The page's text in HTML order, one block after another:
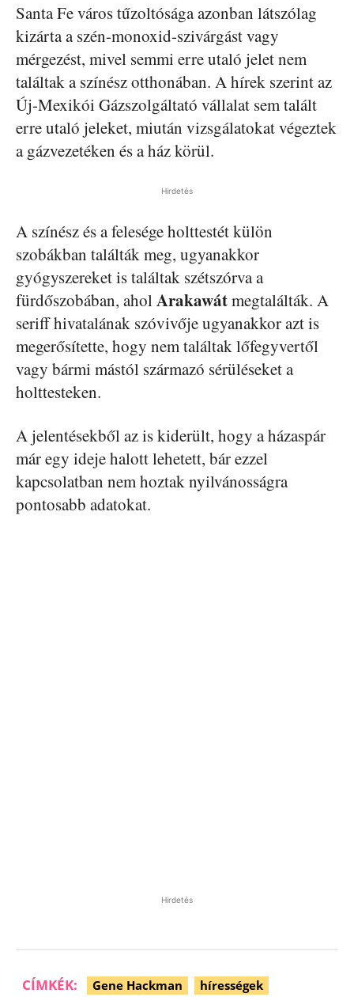
Santa Fe város tűzoltósága azonban látszólag
kizárta a szén-monoxid-szivárgást vagy
mérgezést, mivel semmi erre utaló jelet nem
találtak a színész otthonában. A hírek szerint az
Új-Mexikói Gázszolgáltató vállalat sem talált
erre utaló jeleket, miután vizsgálatokat végeztek
a gázvezetéken és a ház körül.
Hirdetés
A színész és a felesége holttestét külön
szobákban találták meg, ugyanakkor
gyógyszereket is találtak szétszórva a
fürdőszobában, aholArakawátmegtalálták. A
seriff hivatalának szóvivője ugyanakkor azt is
megerősítette, hogy nem találtak lőfegyvertől
vagy bármi mástól származó sérüléseket a
holttesteken.
A jelentésekből az is kiderült, hogy a házaspár
már egy ideje halott lehetett, bár ezzel
kapcsolatban nem hoztak nyilvánosságra
pontosabb adatokat.
Hirdetés
CÍMKÉK: Gene Hackman
hírességek